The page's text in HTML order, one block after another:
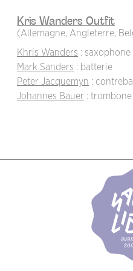
Kris Wanders Outfit
(Allemagne, Angleterre,
Khris Wanders :
Mark Sanders : batterie
Peter Jacquemyn :
Johannes Bauer : trombone